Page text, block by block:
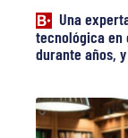
Una
tecnológica en
durante años,